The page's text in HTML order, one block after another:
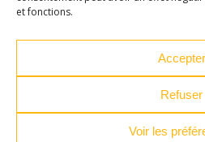
et fonctions.
Accepter
Refuser
Voir les
S'inscrire à la